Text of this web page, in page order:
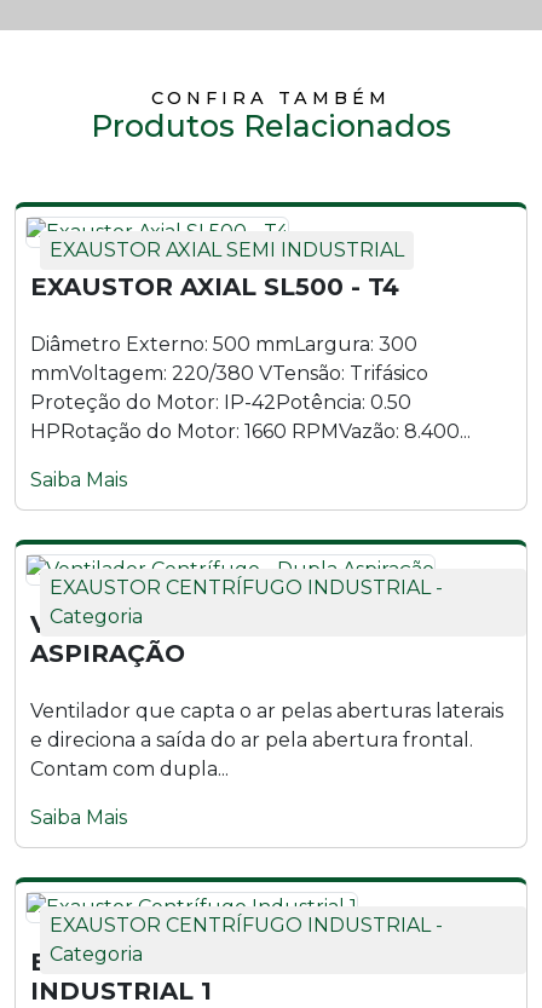
Ventilador Axial Industrial VL800 - T4 | Parede
Ventilador Axial Industrial VL800 - T6
Ventilador Axial Industrial VL800 - T6 | Parede Oscilante
Ventilador Axial Industrial VL830 - M4 | Suporte Móvel
Ventilador Axial Industrial VL830 - T4 | Suporte Móvel
Ventilador Axial Industrial VLA1000 - M6
Ventilador Axial Industrial VLA1000 - T6
Ventilador Axial Industrial VLI1000 - M4
Ventilador Axial Industrial VLI1000 - M4 | Parede
Ventilador Axial Industrial VLI1000 - T4
Ventilador Axial Industrial VLS1000 - M6
Ventilador Axial Industrial VLS1000 - T6
CONFIRA TAMBÉM
Produtos Relacionados
EXAUSTOR AXIAL SEMI INDUSTRIAL
EXAUSTOR AXIAL SL500 - T4
Diâmetro Externo: 500 mmLargura: 300
mmVoltagem: 220/380 VTensão: Trifásico
Proteção do Motor: IP-42Potência: 0.50
HPRotação do Motor: 1660 RPMVazão: 8.400...
Saiba Mais
EXAUSTOR CENTRÍFUGO INDUSTRIAL -
Categoria
VENTILADOR CENTRÍFUGO - DUPLA
ASPIRAÇÃO
Ventilador que capta o ar pelas aberturas laterais
e direciona a saída do ar pela abertura frontal.
Contam com dupla...
Saiba Mais
EXAUSTOR CENTRÍFUGO INDUSTRIAL -
Categoria
EXAUSTOR CENTRÍFUGO
INDUSTRIAL 1